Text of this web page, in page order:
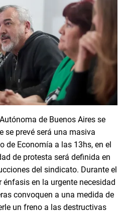
de Buenos Aires se
se prevé será una masiva
de Economía a las 13hs, en el
de protesta será definida en
del sindicato. Durante el
en la urgente necesidad
convoquen a una medida de
un freno a las destructivas